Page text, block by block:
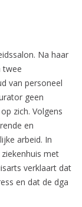
Na haar
twee
van personeel
geen
zich. Volgens
en
arbeid. In
met
verklaart dat
en dat de dga